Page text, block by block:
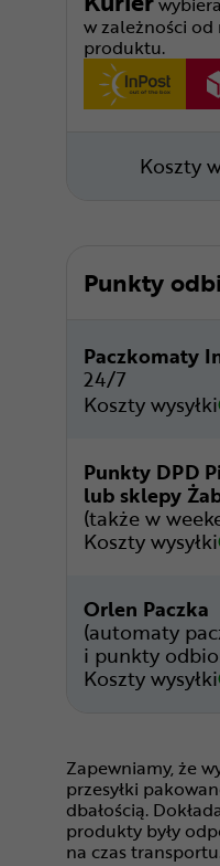
w zależności
produktu.
Koszty
Punkty
Paczkomaty
24/7
Koszty wysyłki
Punkty DPD
lub sklepy
(także w
Koszty wysyłki
Orlen Paczka
(automaty
i punkty
Koszty wysyłki
Zapewniamy, że
przesyłki
dbałością.
produkty były
na czas